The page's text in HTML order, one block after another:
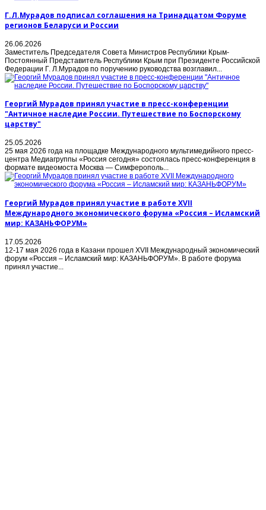
Г.Л.Мурадов подписал соглашения на Тринадцатом Форуме
регионов Беларуси и России
26.06.2026
Заместитель Председателя Совета Министров Республики Крым-
Постоянный Представитель Республики Крым при Президенте Российской
Федерации Г. Л.Мурадов по поручению руководства возглавил...
Георгий Мурадов принял участие в пресс-конференции
"Античное наследие России. Путешествие по Боспорскому
царству"
25.05.2026
25 мая 2026 года на площадке Международного мультимедийного пресс-
центра Медиагруппы «Россия сегодня» состоялась пресс-конференция в
формате видеомоста Москва — Симферополь...
Георгий Мурадов принял участие в работе XVII
Международного экономического форума «Россия – Исламский
мир: КАЗАНЬФОРУМ»
17.05.2026
12-17 мая 2026 года в Казани прошел XVII Международный экономический
форум «Россия – Исламский мир: КАЗАНЬФОРУМ». В работе форума
принял участие...